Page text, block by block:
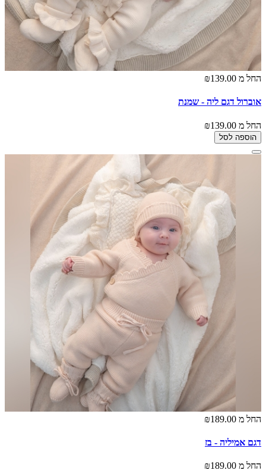
החל מ ₪139.00
אוברול דגם ליה - שמנת
החל מ ₪139.00
הוספה לסל
החל מ ₪189.00
דגם אמיליה - בז
החל מ ₪189.00